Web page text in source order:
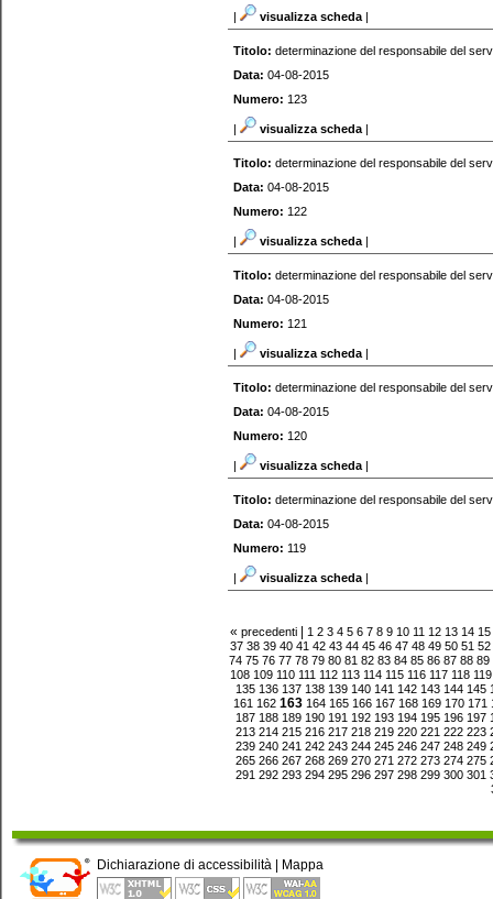
| visualizza scheda |
Titolo: determinazione del responsabile del
Data: 04-08-2015
Numero: 123
| visualizza scheda |
Titolo: determinazione del responsabile del
Data: 04-08-2015
Numero: 122
| visualizza scheda |
Titolo: determinazione del responsabile del
Data: 04-08-2015
Numero: 121
| visualizza scheda |
Titolo: determinazione del responsabile del
Data: 04-08-2015
Numero: 120
| visualizza scheda |
Titolo: determinazione del responsabile del
Data: 04-08-2015
Numero: 119
| visualizza scheda |
«precedenti | 1 2 3 4 5 6 7 8 9 10 11 12 13 14 15
37 38 39 40 41 42 43 44 45 46 47 48 49 50 51 52
74 75 76 77 78 79 80 81 82 83 84 85 86 87 88 89
108 109 110 111 112 113 114 115 116 117 118 119
135 136 137 138 139 140 141 142 143 144 145
161 162 163 164 165 166 167 168 169 170 171
187 188 189 190 191 192 193 194 195 196 197
213 214 215 216 217 218 219 220 221 222 223
239 240 241 242 243 244 245 246 247 248 249
265 266 267 268 269 270 271 272 273 274 275
291 292 293 294 295 296 297 298 299 300 301
Dichiarazione di accessibilità | Mappa